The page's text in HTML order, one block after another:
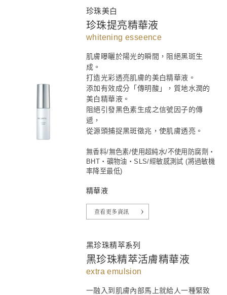
珍珠美白
珍珠提亮精華液
whitening esseence
肌膚曝曬於陽光的瞬間，阻絕黑斑生
成。
打造光彩透亮肌膚的美白精華液。
添加有效成分「傳明酸」，質地水潤的
美白精華液。
阻絕引發黑色素生成之信號因子的傳
遞，
從源頭捕捉黑斑徵兆，使肌膚透亮。
無香料/無色素/使用超純水/不使用防腐劑・
BHT ・礦物油 ・SLS/經敏感測試 (將過敏機
率降至最低)
精華液
查看更多資訊
黑珍珠精萃系列
黑珍珠精萃活膚精華液
extra emulsion
一融入到肌膚內部馬上就給人一種緊致